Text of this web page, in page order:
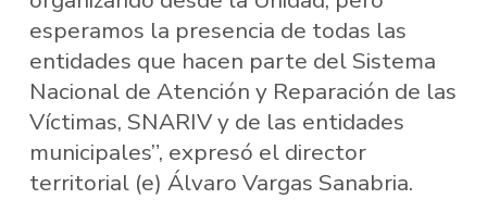
esperamos la presencia de todas las
entidades que hacen parte del Sistema
Nacional de Atención y Reparación de las
Víctimas, SNARIV y de las entidades
municipales”, expresó el director
territorial (e) Álvaro Vargas Sanabria.